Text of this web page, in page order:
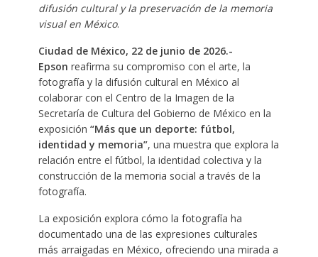
difusión cultural y la preservación de la memoria
visual en México.
Ciudad de México, 22 de junio de 2026.-
Epson reafirma su compromiso con el arte, la
fotografía y la difusión cultural en México al
colaborar con el Centro de la Imagen de la
Secretaría de Cultura del Gobierno de México en la
exposición “Más que un deporte: fútbol,
identidad y memoria”, una muestra que explora la
relación entre el fútbol, la identidad colectiva y la
construcción de la memoria social a través de la
fotografía.
La exposición explora cómo la fotografía ha
documentado una de las expresiones culturales
más arraigadas en México, ofreciendo una mirada a